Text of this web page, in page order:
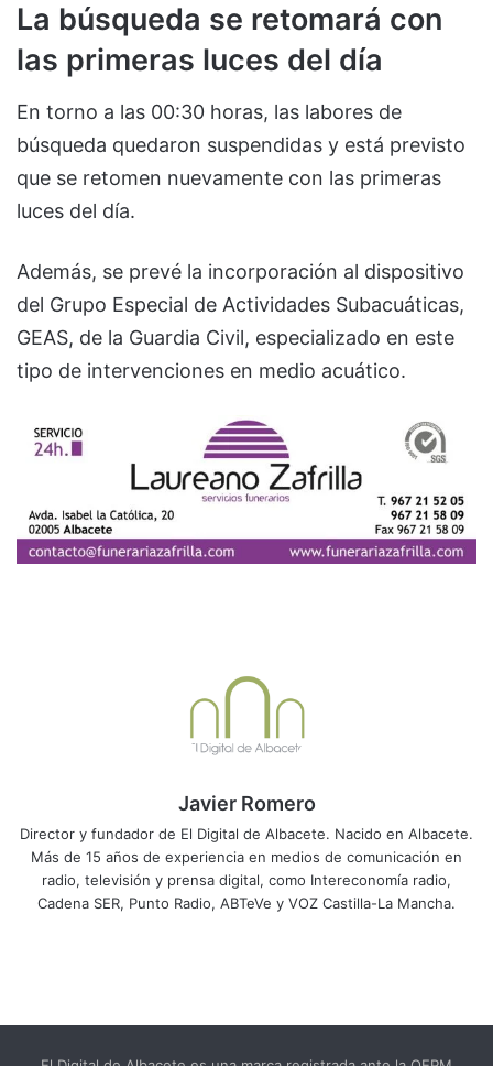
La búsqueda se retomará con
las primeras luces del día
En torno a las 00:30 horas, las labores de
búsqueda quedaron suspendidas y está previsto
que se retomen nuevamente con las primeras
luces del día.
Además, se prevé la incorporación al dispositivo
del Grupo Especial de Actividades Subacuáticas,
GEAS, de la Guardia Civil, especializado en este
tipo de intervenciones en medio acuático.
Javier Romero
Director y fundador de El Digital de Albacete. Nacido en Albacete.
Más de 15 años de experiencia en medios de comunicación en
radio, televisión y prensa digital, como Intereconomía radio,
Cadena SER, Punto Radio, ABTeVe y VOZ Castilla-La Mancha.